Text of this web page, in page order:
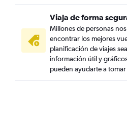
Viaja de forma
Millones de personas
encontrar los mejores
planificación de viajes
información útil y
pueden ayudarte a